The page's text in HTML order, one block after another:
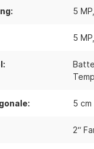
5 MP
5 MP
5 cm
2“